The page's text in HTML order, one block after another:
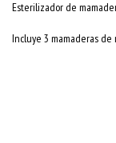
Esterilizador de
Incluye 3 mamaderas de